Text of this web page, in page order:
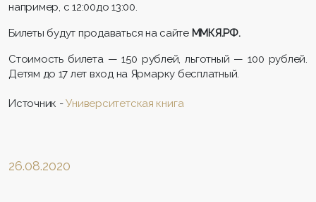
например, с 12:00до 13:00.
Билеты будут продаваться на сайте ММКЯ.РФ.
Стоимость билета — 150 рублей, льготный — 100 рублей.
Детям до 17 лет вход на Ярмарку бесплатный.
Источник -Университетская книга
26.08.2020